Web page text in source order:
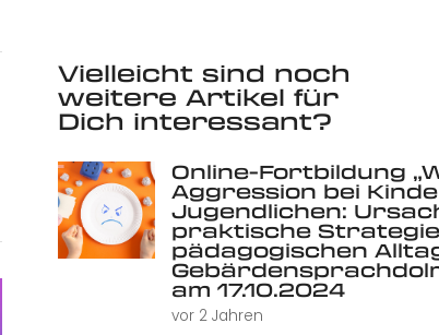
Vielleicht sind noch
weitere Artikel für
Dich interessant?
Online-Fortbildung
Aggression bei
Jugendlichen:
praktische
pädagogischen
am 17.10.2024
vor 2 Jahren